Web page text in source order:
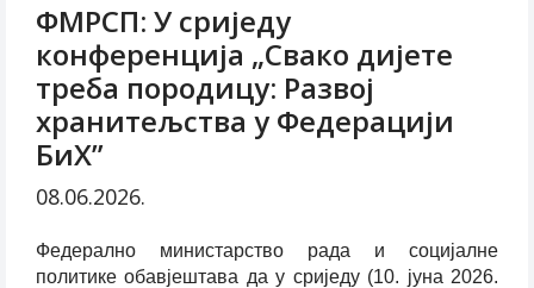
ФМРСП: У сриједу
конференција „Свако дијете
треба породицу: Развој
хранитељства у Федерацији
БиХ”
08.06.2026.
Федерално министарство рада и социјалне
политике обавјештава да у сриједу (10. јуна 2026.